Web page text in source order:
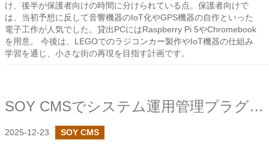
け、後半が保護者向けの時間に分けられている点。保護者向けで
は、当初予想に反して音響機器のIoT化やGPS機器の自作といった
電子工作が人気でした。貸出PCにはRaspberry Pi 5やChromebook
を用意。 今後は、LEGOでのラジコンカー製作やIoT機器の仕組み
学習を通じ、小さな街の再現を目指す計画です。
SOY CMSでシステム運用管理プラグインを作成しました
2025-12-23 SOY CMS